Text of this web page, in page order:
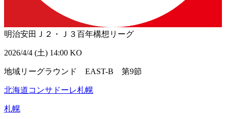
明治安田Ｊ２・Ｊ３百年構想リーグ
2026/4/4 (土) 14:00 KO
地域リーグラウンド EAST-B 第9節
北海道コンサドーレ札幌
札幌